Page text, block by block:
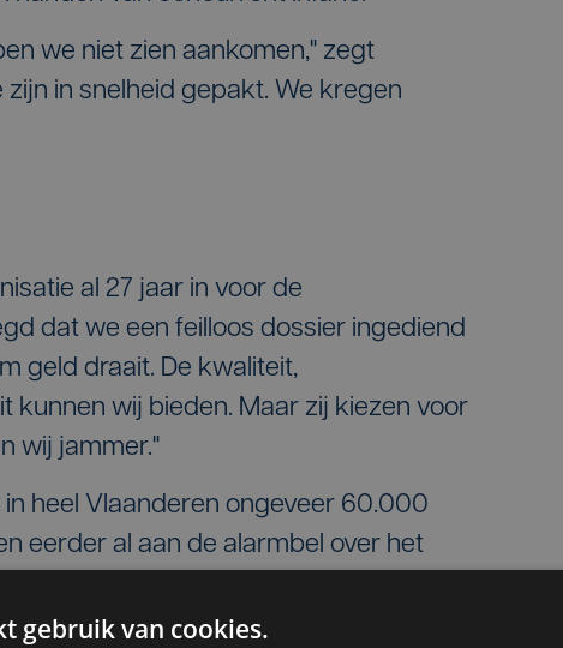
we niet zien aankomen," zegt
zijn in snelheid gepakt. We kregen
al 27 jaar in voor de
dat we een feilloos dossier ingediend
geld draait. De kwaliteit,
kunnen wij bieden. Maar zij kiezen voor
wij jammer."
heel Vlaanderen ongeveer 60.000
eerder al aan de alarmbel over het
van gemeenten.
gebruik van cookies.